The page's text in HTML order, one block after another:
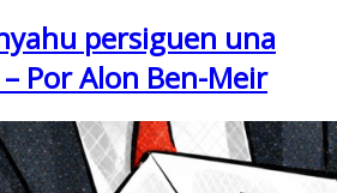
persiguen una
Por Alon Ben-Meir